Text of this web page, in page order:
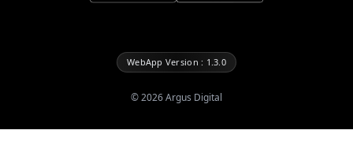
WebApp Version : 1.3.0
©2026Argus Digital